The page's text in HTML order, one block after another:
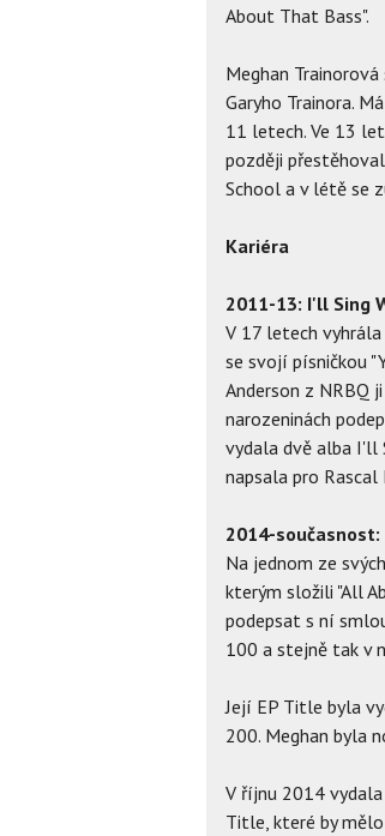
About That Bass".
Meghan
Garyho Trainora.
11 letech. Ve 13
později
School a v létě se
Kariéra
2011-13: I'll Sing
V 17 letech
se svojí písničkou
Anderson z NRBQ
narozeninách
vydala dvě alba I'll
napsala pro
2014-
Na jednom ze
kterým složili "All
podepsat s ní
100 a stejně tak v
Její EP Title byla
200. Meghan byla
V říjnu 2014
Title, které by